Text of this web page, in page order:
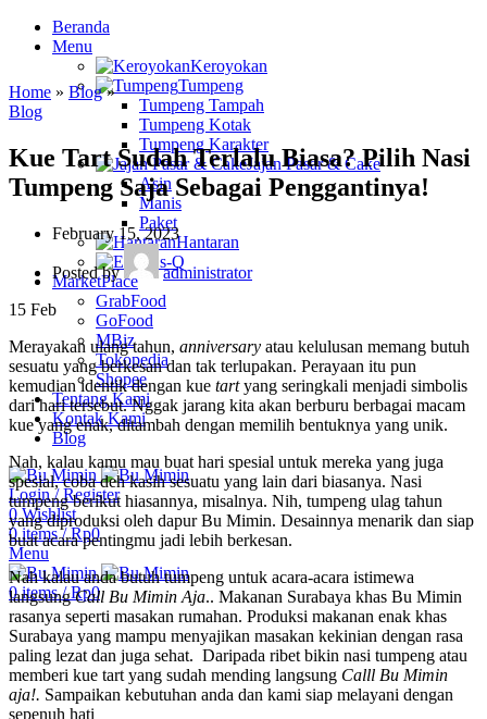
Beranda
Menu
Keroyokan
Tumpeng
Tumpeng Tampah
Tumpeng Kotak
Tumpeng Karakter
Jajan Pasar & Cake
Asin
Manis
Paket
Hantaran
Es-Q
MarketPlace
GrabFood
GoFood
MBiz
Tokopedia
Shopee
Tentang Kami
Kontak Kami
Blog
Login / Register
0Wishlist
0items / Rp0
Menu
0items / Rp0
Home » Blog»
Blog
Kue Tart Sudah Terlalu Biasa? Pilih Nasi
Tumpeng Saja Sebagai Penggantinya!
February 15, 2023
Posted by
administrator
15 Feb
Merayakan ulang tahun, anniversary atau kelulusan memang butuh
sesuatu yang berkesan dan tak terlupakan. Perayaan itu pun
kemudian identik dengan kue tartyang seringkali menjadi simbolis
dari hari tersebut. Nggak jarang kita akan berburu berbagai macam
kue yang enak, ditambah dengan memilih bentuknya yang unik.
Nah, kalau kamu mau buat hari spesial untuk mereka yang juga
spesial, coba deh kasih sesuatu yang lain dari biasanya. Nasi
tumpeng berikut hiasannya, misalnya. Nih, tumpeng ulag tahun
yang diproduksi oleh dapur Bu Mimin. Desainnya menarik dan siap
buat acara pentingmu jadi lebih berkesan.
Nah kalau anda butuh tumpeng untuk acara-acara istimewa
langsungCall Bu Mimin Aja.. Makanan Surabaya khas Bu Mimin
rasanya seperti masakan rumahan. Produksi makanan enak khas
Surabaya yang mampu menyajikan masakan kekinian dengan rasa
paling lezat dan juga sehat. Daripada ribet bikin nasi tumpeng atau
memberi kue tart yang sudah mending langsung Calll Bu Mimin
aja!. Sampaikan kebutuhan anda dan kami siap melayani dengan
sepenuh hati